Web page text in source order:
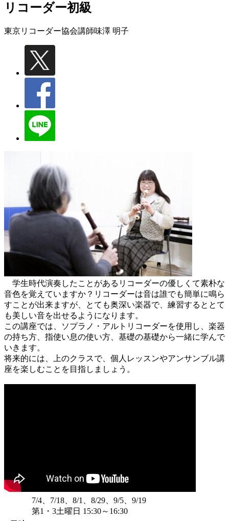
リコーダー初級
東京リコーダー協会講師味澤 明子
学生時代演奏したことがあるリコーダーの優しくて素朴な
音色を覚えていますか？リコーダーは音は誰でも簡単に鳴ら
すことが出来ますが、とても奥深い楽器で、練習するととて
も美しい音を出せるようになります。
この講座では、ソプラノ・アルトリコーダーを使用し、楽器
の持ち方、指使い息の使い方、基礎の基礎から一緒に学んで
いきます。
将来的には、上のクラスで、個人レッスンやアンサンブル講
座を楽しむことを目指しましょう。
7/4、7/18、8/1、8/29、9/5、9/19
第1・3土曜日 15:30～16:30